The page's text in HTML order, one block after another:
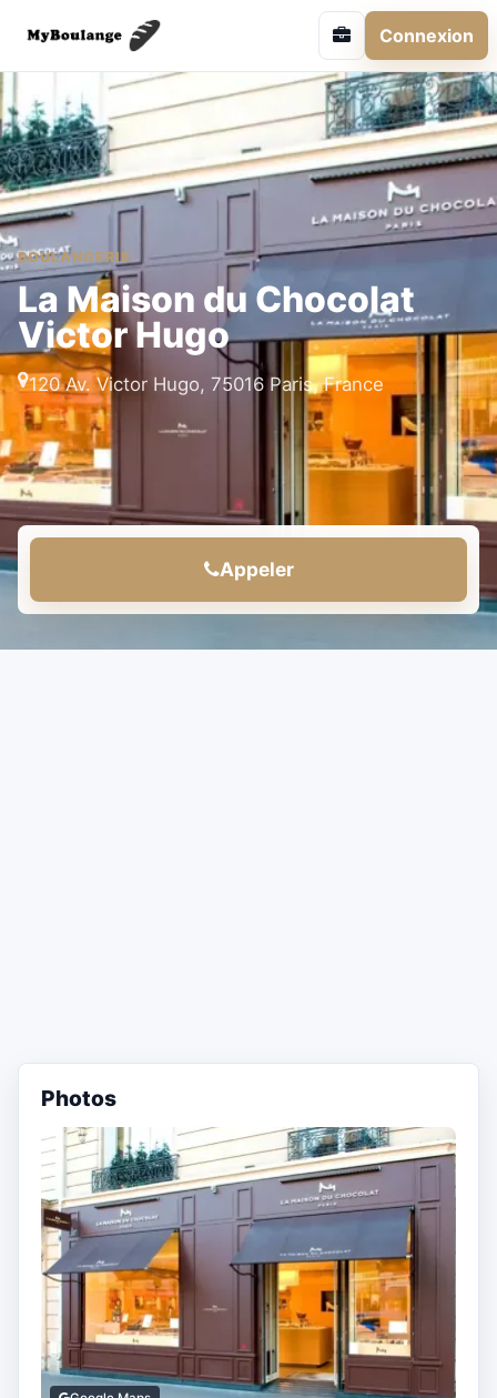
Connexion
BOULANGERIE
La Maison du Chocolat
Victor Hugo
120 Av. Victor Hugo, 75016 Paris, France
Appeler
Photos